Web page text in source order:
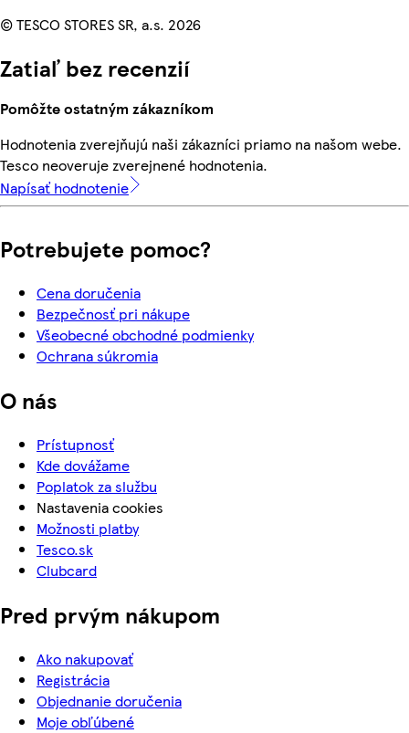
© TESCO STORES SR, a.s. 2026
Zatiaľ bez recenzií
Pomôžte ostatným zákazníkom
Hodnotenia zverejňujú naši zákazníci priamo na našom webe.
Tesco neoveruje zverejnené hodnotenia.
Napísať hodnotenie
Potrebujete pomoc?
Cena doručenia
Bezpečnosť pri nákupe
Všeobecné obchodné podmienky
Ochrana súkromia
O nás
Prístupnosť
Kde dovážame
Poplatok za službu
Nastavenia cookies
Možnosti platby
Tesco.sk
Clubcard
Pred prvým nákupom
Ako nakupovať
Registrácia
Objednanie doručenia
Moje obľúbené